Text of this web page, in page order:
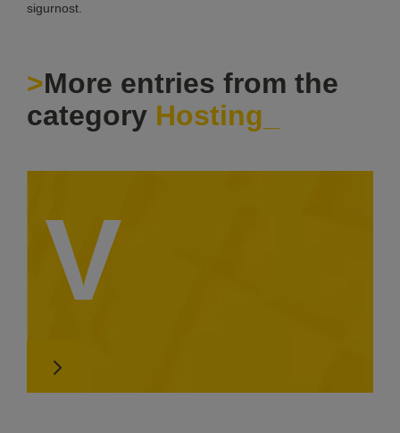
sigurnost.
More entries from the
category Hosting
V